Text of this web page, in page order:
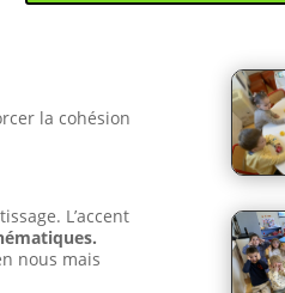
la cohésion
L’accent
nous mais